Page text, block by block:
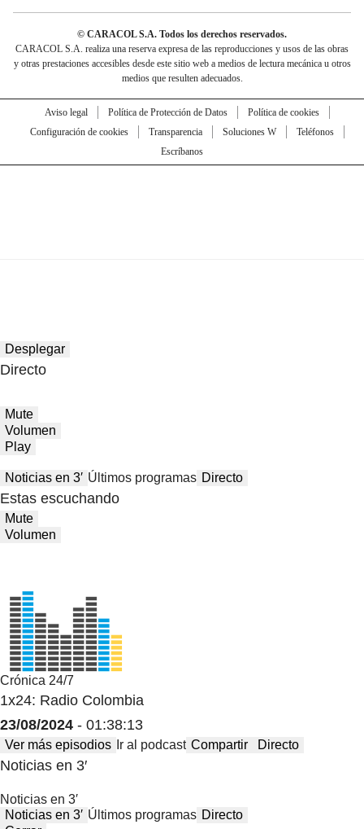
© CARACOL S.A. Todos los derechos reservados.
CARACOL S.A. realiza una reserva expresa de las reproducciones y usos de las obras
y otras prestaciones accesibles desde este sitio web a medios de lectura mecánica u otros
medios que resulten adecuados.
Aviso legal Política de Protección de Datos
Política de cookies
Configuración de cookies
Transparencia Soluciones W
Teléfonos
Escríbanos
Desplegar
Directo
Mute
Volumen
Play
Noticias en 3′ Últimos programas Directo
Estas escuchando
Mute
Volumen
Crónica 24/7
1x24: Radio Colombia
23/08/2024 - 01:38:13
Ver más episodios Ir al podcast Compartir Directo
Noticias en 3′
Noticias en 3′
Noticias en 3′ Últimos programas Directo